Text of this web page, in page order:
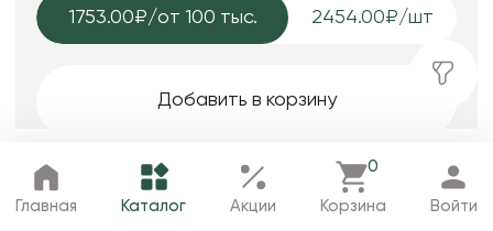
1753.00₽/от 100 тыс. 2454.00₽/шт
Добавить в корзину
Главная Каталог Избранное Корзина Профиль
Главная Каталог Акции
0
Корзина Войти